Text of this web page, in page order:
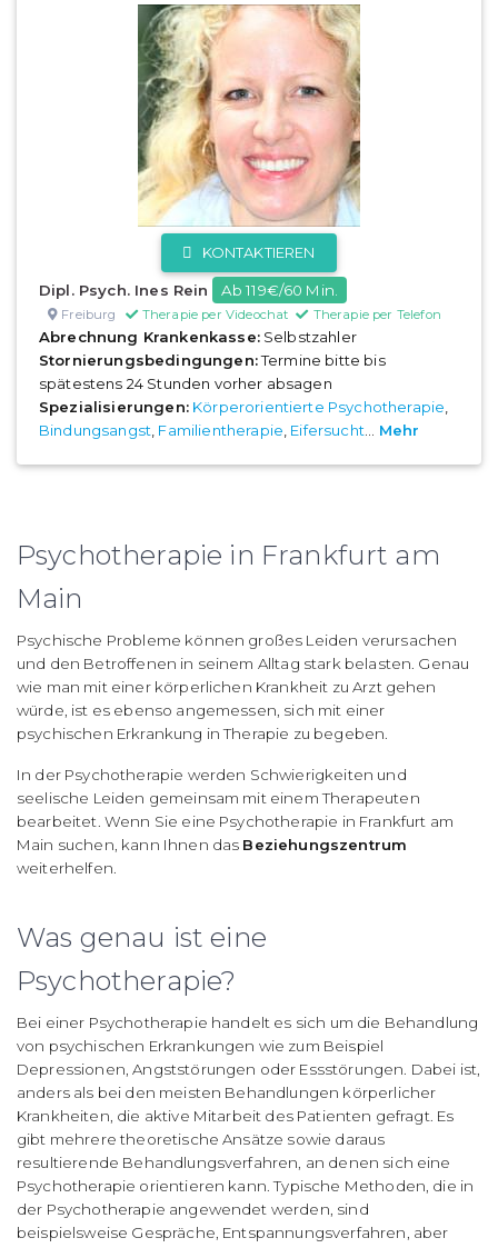
KONTAKTIEREN
Dipl. Psych. Ines Rein Ab 119€/60 Min.
Freiburg Therapie per Videochat Therapie per Telefon
Abrechnung Krankenkasse:Selbstzahler
Stornierungsbedingungen:Termine bitte bis
spätestens 24 Stunden vorher absagen
Spezialisierungen: Körperorientierte Psychotherapie
Bindungsangst Familientherapie Eifersucht Mehr
Psychotherapie in Frankfurt am
Main
Psychische Probleme können großes Leiden verursachen
und den Betroffenen in seinem Alltag stark belasten. Genau
wie man mit einer körperlichen Krankheit zu Arzt gehen
würde, ist es ebenso angemessen, sich mit einer
psychischen Erkrankung in Therapie zu begeben.
In der Psychotherapie werden Schwierigkeiten und
seelische Leiden gemeinsam mit einem Therapeuten
bearbeitet. Wenn Sie eine Psychotherapie in Frankfurt am
Main suchen, kann Ihnen das Beziehungszentrum
weiterhelfen.
Was genau ist eine
Psychotherapie?
Bei einer Psychotherapie handelt es sich um die Behandlung
von psychischen Erkrankungen wie zum Beispiel
Depressionen, Angststörungen oder Essstörungen. Dabei ist,
anders als bei den meisten Behandlungen körperlicher
Krankheiten, die aktive Mitarbeit des Patienten gefragt. Es
gibt mehrere theoretische Ansätze sowie daraus
resultierende Behandlungsverfahren, an denen sich eine
Psychotherapie orientieren kann. Typische Methoden, die in
der Psychotherapie angewendet werden, sind
beispielsweise Gespräche, Entspannungsverfahren, aber